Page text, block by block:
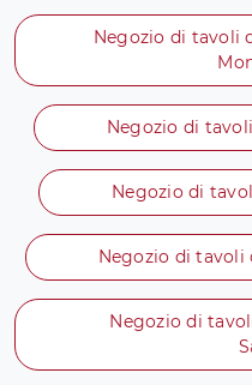
Negozio di tavoli
Negozio di
Negozio di
Negozio di tavoli
Negozio di